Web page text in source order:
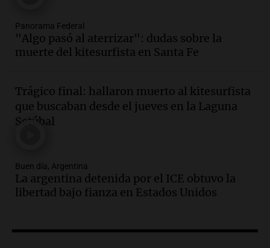
vandalismo destruye 433 luminarias
públicas en 14 meses y afecta la
seguridad
Episodios
Audio.Secuestran 28 bultos de
mercadería extranjera en control
fronterizo en Tucumán
Audio.Mujer de 92 años fallece
mientras esperaba cobrar su jubilación
en San Luis
Panorama Federal
"Algo pasó al aterrizar": dudas sobre la
muerte del kitesurfista en Santa Fe
Trágico final: hallaron muerto al kitesurfista
que buscaban desde el jueves en la Laguna
Setúbal
Buen día, Argentina
La argentina detenida por el ICE obtuvo la
libertad bajo fianza en Estados Unidos